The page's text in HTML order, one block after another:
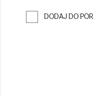
DODAJ DO